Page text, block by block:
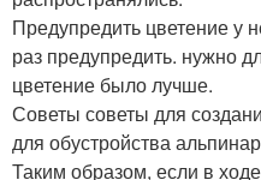
Предупредить цветение у
раз предупредить. нужно
цветение было лучше.
Советы советы для
для обустройства
Таким образом, если в